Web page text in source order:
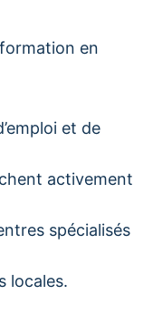
en
et de
activement
spécialisés
locales.